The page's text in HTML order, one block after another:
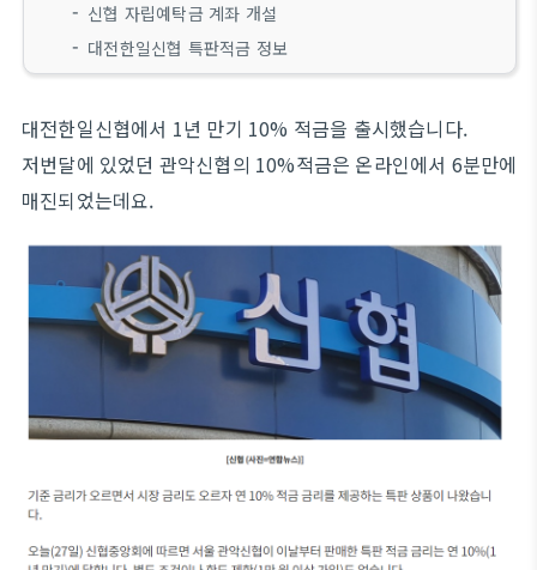
신협 자립예탁금 계좌 개설
대전한일신협 특판적금 정보
대전한일신협에서 1년 만기 10% 적금을 출시했습니다.
저번달에 있었던 관악신협의 10%적금은 온라인에서 6분만에
매진되었는데요.